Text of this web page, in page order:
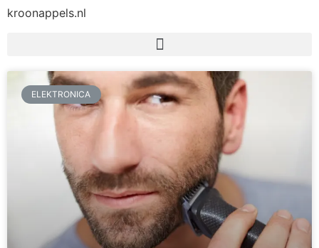
kroonappels.nl
ELEKTRONICA